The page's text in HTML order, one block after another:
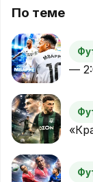
По теме
—